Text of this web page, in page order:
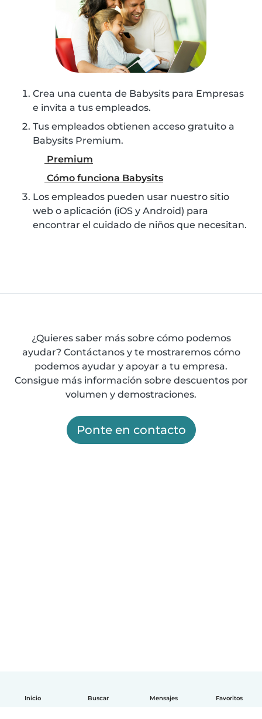
Inicio Buscar Mensajes Favoritos
Crea una cuenta de Babysits para Empresas
e invita a tus empleados.
Tus empleados obtienen acceso gratuito a
Babysits Premium.
Premium
Cómo funciona Babysits
Los empleados pueden usar nuestro sitio
web o aplicación (iOS y Android) para
encontrar el cuidado de niños que necesitan.
¿Quieres saber más sobre cómo podemos
ayudar? Contáctanos y te mostraremos cómo
podemos ayudar y apoyar a tu empresa.
Consigue más información sobre descuentos por
volumen y demostraciones.
Ponte en contacto